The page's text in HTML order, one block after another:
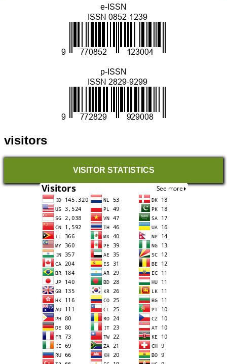
e-ISSN
p-ISSN
visitors
VISITOR STATISTICS